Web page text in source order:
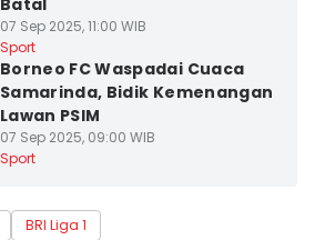
Batal
07 Sep 2025, 11:00 WIB
Sport
Borneo FC Waspadai Cuaca
Samarinda, Bidik Kemenangan
Lawan PSIM
07 Sep 2025, 09:00 WIB
Sport
BRI Liga 1